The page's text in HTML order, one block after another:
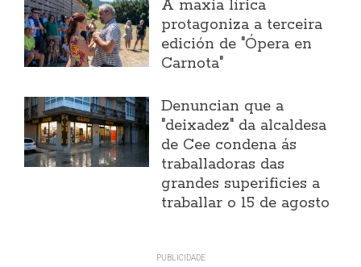
A maxia lírica
protagoniza a terceira
edición de "Ópera en
Carnota"
Denuncian que a
"deixadez" da alcaldesa
de Cee condena ás
traballadoras das
grandes superificies a
traballar o 15 de agosto